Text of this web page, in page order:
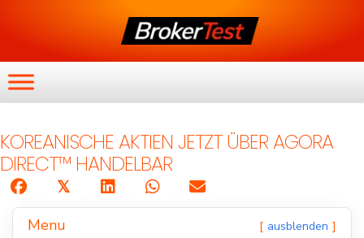
KOREANISCHE AKTIEN JETZT ÜBER AGORA
DIRECT™ HANDELBAR
𝕏
Menu ausblenden